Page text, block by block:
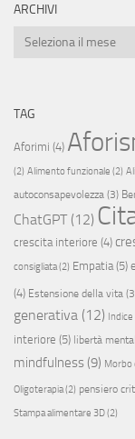
ARCHIVI
Archivi
TAG
Aforimi (4)
(2) Alimento funzionale (2)
autoconsapevolezza (3)
ChatGPT(12)
crescita interiore (4)
consigliata(2) Empatia (5)
(4) Estensione della vita
generativa (12) Indice
interiore (5) libertà
mindfulness (9) Morbo
Oligoterapia(2) pensiero
Stampa alimentare 3D(2)